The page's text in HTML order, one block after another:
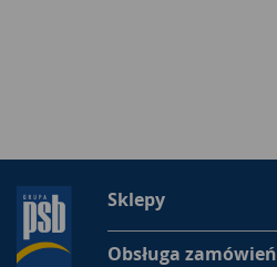
Sklepy
Obsługa zamówień